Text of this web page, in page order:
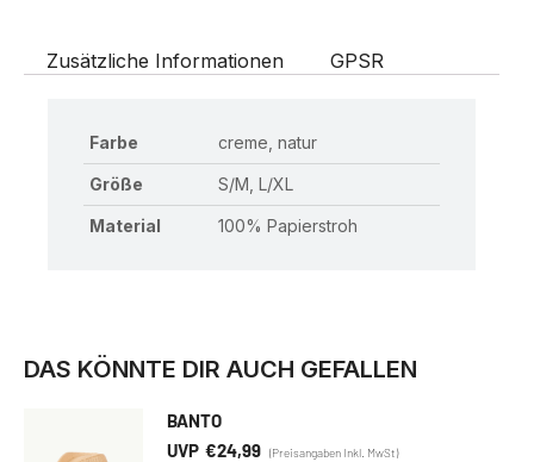
Zusätzliche Informationen GPSR
Farbe creme, natur
Größe S/M, L/XL
Material 100% Papierstroh
DAS KÖNNTE DIR AUCH GEFALLEN
BANTO
€24,99